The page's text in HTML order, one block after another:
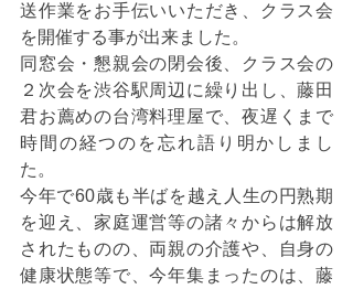
送作業をお手伝いいただき、クラス会
を開催する事が出来ました。
同窓会・懇親会の閉会後、クラス会の
２次会を渋谷駅周辺に繰り出し、藤田
君お薦めの台湾料理屋で、夜遅くまで
時間の経つのを忘れ語り明かしまし
た。
今年で60歳も半ばを越え人生の円熟期
を迎え、家庭運営等の諸々からは解放
されたものの、両親の介護や、自身の
健康状態等で、今年集まったのは、藤